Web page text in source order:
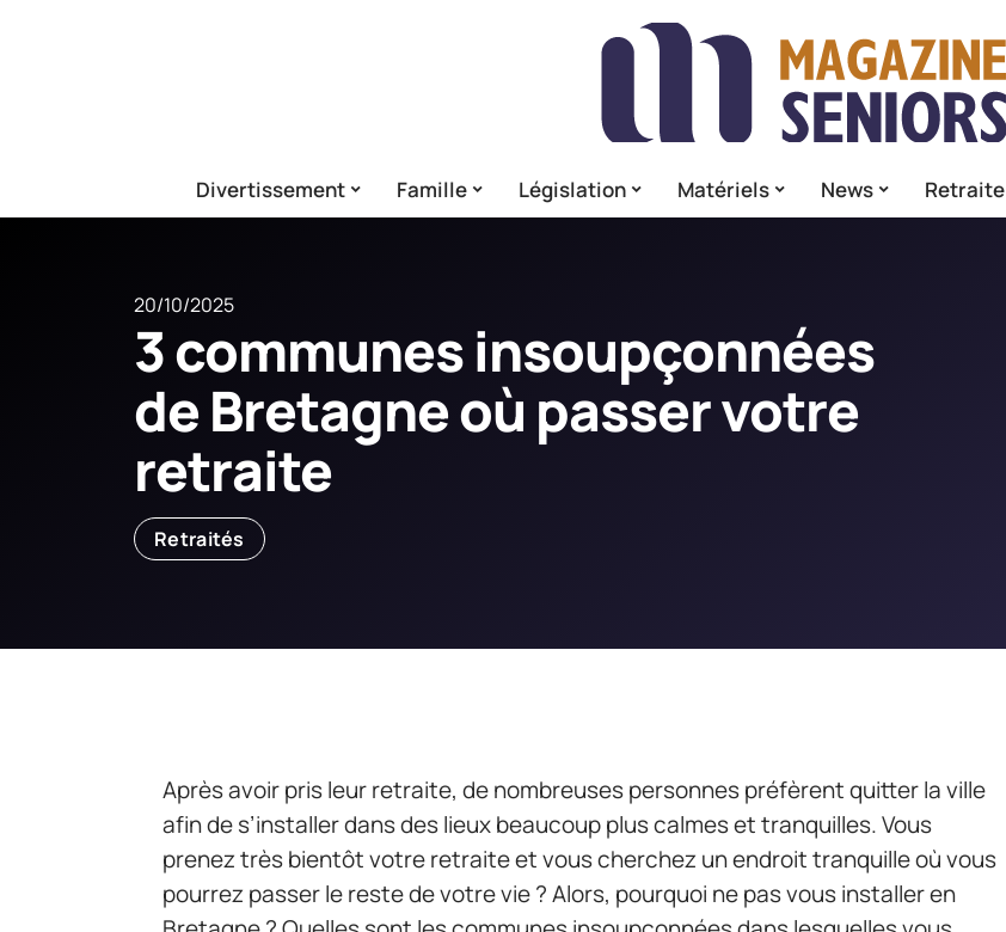
Divertissement Famille Législation Matériels News Retraite
20/10/2025
3 communes insoupçonnées
de Bretagne où passer votre
retraite
Retraités
Après avoir pris leur retraite, de nombreuses personnes préfèrent quitter la ville
afin de s’installer dans des lieux beaucoup plus calmes et tranquilles. Vous
prenez très bientôt votre retraite et vous cherchez un endroit tranquille où vous
pourrez passer le reste de votre vie ? Alors, pourquoi ne pas vous installer en